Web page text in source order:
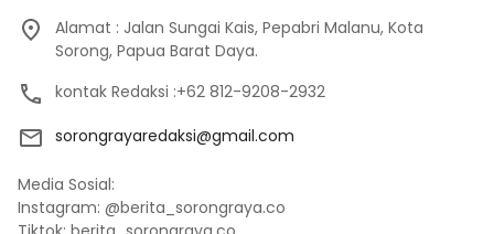
Alamat : Jalan Sungai Kais, Pepabri Malanu, Kota
Sorong, Papua Barat Daya.
kontak Redaksi :+62 812-9208-2932
sorongrayaredaksi@gmail.com
Media Sosial:
Instagram: @berita_sorongraya.co